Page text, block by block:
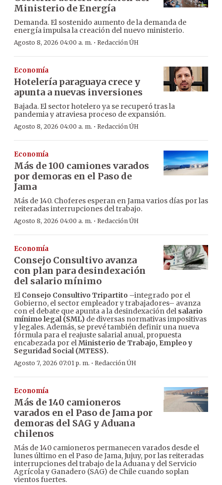
Ministerio de Energía
Demanda. El sostenido aumento de la demanda de
energía impulsa la creación del nuevo ministerio.
Agosto 8, 2026 04:00 a. m. · Redacción ÚH
Economía
Hotelería paraguaya crece y
apunta a nuevas inversiones
Bajada. El sector hotelero ya se recuperó tras la
pandemia y atraviesa proceso de expansión.
Agosto 8, 2026 04:00 a. m. · Redacción ÚH
Economía
Más de 100 camiones varados
por demoras en el Paso de
Jama
Más de 140. Choferes esperan en Jama varios días por las
reiteradas interrupciones del trabajo.
Agosto 8, 2026 04:00 a. m. · Redacción ÚH
Economía
Consejo Consultivo avanza
con plan para desindexación
del salario mínimo
El Consejo Consultivo Tripartito –integrado por el
Gobierno, el sector empleador y trabajadores– avanza
con el debate que apunta a la desindexación del salario
mínimo legal (SML) de diversas normativas impositivas
y legales. Además, se prevé también definir una nueva
fórmula para el reajuste salarial anual, propuesta
encabezada por elMinisterio de Trabajo, Empleo y
Seguridad Social (MTESS).
Agosto 7, 2026 07:01 p. m. · Redacción ÚH
Economía
Más de 140 camioneros
varados en el Paso de Jama por
demoras del SAG y Aduana
chilenos
Más de 140 camioneros permanecen varados desde el
lunes último en el Paso de Jama, Jujuy, por las reiteradas
interrupciones del trabajo de la Aduana y del Servicio
Agrícola y Ganadero (SAG) de Chile cuando soplan
vientos fuertes.